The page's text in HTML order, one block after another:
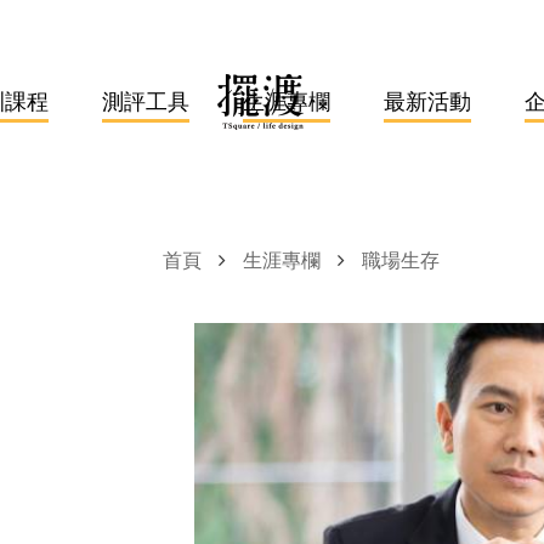
程 測評工具 生涯專欄 最新活動
首頁 生涯專欄 職場生存